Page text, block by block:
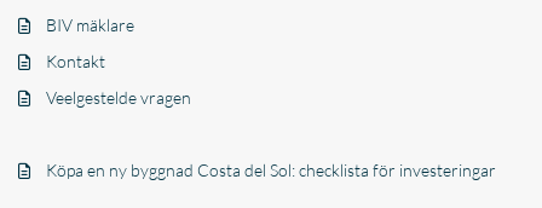
BIV mäklare
Kontakt
Veelgestelde vragen
Köpa en ny byggnad Costa del Sol: checklista för investeringar